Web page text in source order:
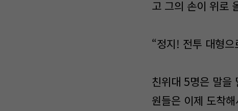
고 그의 손이 위로
“정지! 전투 대형으
친위대 5명은 말을
원들은 이제 도착